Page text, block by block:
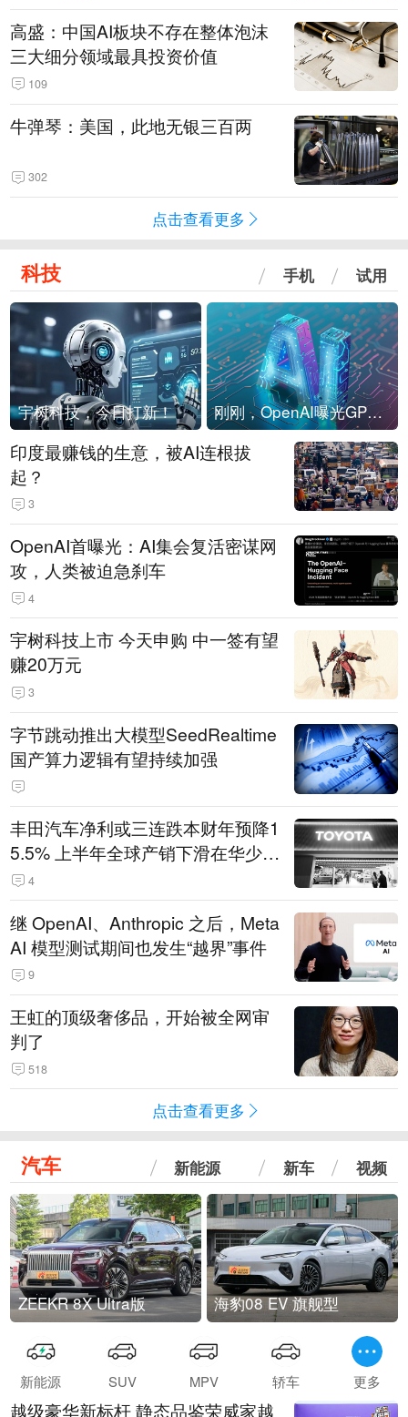
高盛：中国AI板块不存在整体泡沫
三大细分领域最具投资价值
109
牛弹琴：美国，此地无银三百两
302
点击查看更多
科技 手机 试用
宇树科技，今日打新！ 刚刚，OpenAI曝光GPT-6！传10万亿参数，8月强行发布
印度最赚钱的生意，被AI连根拔
起？
3
OpenAI首曝光：AI集会复活密谋网
攻，人类被迫急刹车
4
宇树科技上市 今天申购 中一签有望
赚20万元
3
字节跳动推出大模型SeedRealtime
国产算力逻辑有望持续加强
丰田汽车净利或三连跌本财年预降1
5.5% 上半年全球产销下滑在华少卖
14.3万辆
4
继 OpenAI、Anthropic 之后，Meta
AI 模型测试期间也发生“越界”事件
9
王虹的顶级奢侈品，开始被全网审
判了
518
点击查看更多
汽车 新能源 新车 视频
ZEEKR 8X Ultra版 海豹08 EV 旗舰型
新能源 SUV MPV 轿车 更多
越级豪华新标杆 静态品鉴荣威家越